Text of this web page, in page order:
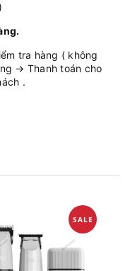
tra hàng ( không
→ Thanh toán cho
.
SALE